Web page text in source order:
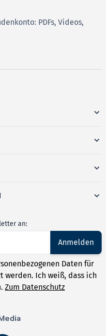
PDFs, Videos,
an:
Anmelden
Daten für
werden. Ich weiß, dass ich
Zum Datenschutz